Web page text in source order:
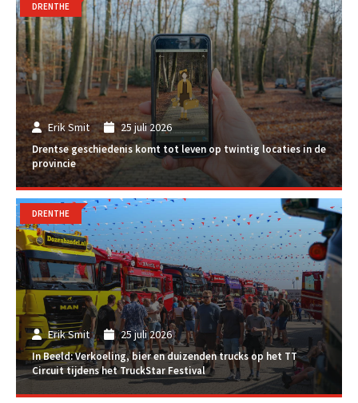
Erik Smit 25 juli 2026
Drentse geschiedenis komt tot leven op twintig locaties in de
provincie
DRENTHE
Erik Smit 25 juli 2026
In Beeld: Verkoeling, bier en duizenden trucks op het TT
Circuit tijdens het TruckStar Festival
DRENTHE